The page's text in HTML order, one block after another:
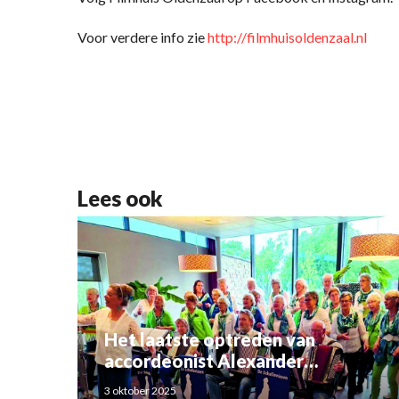
Voor verdere info ziehttp://filmhuisoldenzaal.nl
Lees ook
Het laatste optreden van
accordeonist Alexander
Schoemaker
3 oktober 2025